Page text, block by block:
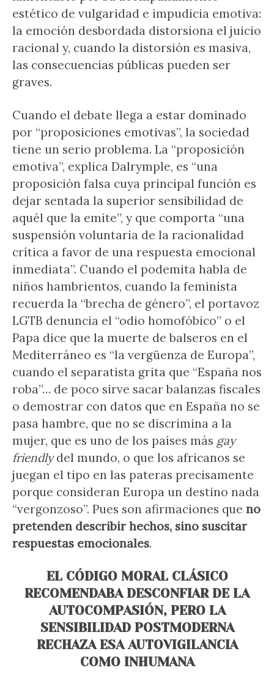
estético de vulgaridad e impudicia emotiva:
la emoción desbordada distorsiona el juicio
racional y, cuando la distorsión es masiva,
las consecuencias públicas pueden ser
graves.
Cuando el debate llega a estar dominado
por “proposiciones emotivas”, la sociedad
tiene un serio problema. La “proposición
emotiva”, explica Dalrymple, es “una
proposición falsa cuya principal función es
dejar sentada la superior sensibilidad de
aquél que la emite”, y que comporta “una
suspensión voluntaria de la racionalidad
crítica a favor de una respuesta emocional
inmediata”. Cuando el podemita habla de
niños hambrientos, cuando la feminista
recuerda la “brecha de género”, el portavoz
LGTB denuncia el “odio homofóbico” o el
Papa dice que la muerte de balseros en el
Mediterráneo es “la vergüenza de Europa”,
cuando el separatista grita que “España nos
roba”… de poco sirve sacar balanzas fiscales
o demostrar con datos que en España no se
pasa hambre, que no se discrimina a la
mujer, que es uno de los países más gay
friendlydel mundo, o que los africanos se
juegan el tipo en las pateras precisamente
porque consideran Europa un destino nada
“vergonzoso”. Pues son afirmaciones que no
pretenden describir hechos, sino suscitar
respuestas emocionales.
EL CÓDIGO MORAL CLÁSICO
RECOMENDABA DESCONFIAR DE LA
AUTOCOMPASIÓN, PERO LA
SENSIBILIDAD POSTMODERNA
RECHAZA ESA AUTOVIGILANCIA
COMO INHUMANA